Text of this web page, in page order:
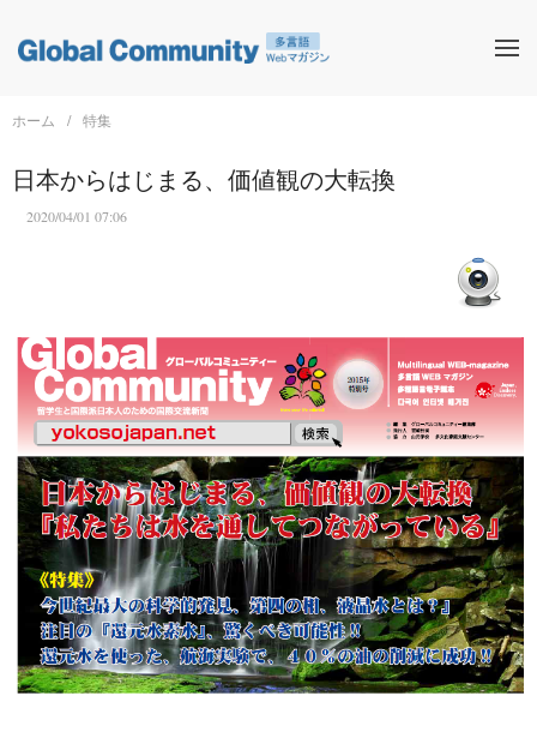
ホーム 特集
日本からはじまる、価値観の大転換
2020/04/01 07:06